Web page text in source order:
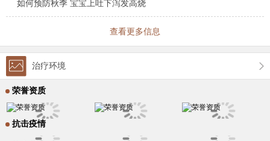
如何预防秋季 宝宝上吐下泻发高烧
查看更多信息
治疗环境
荣誉资质
抗击疫情